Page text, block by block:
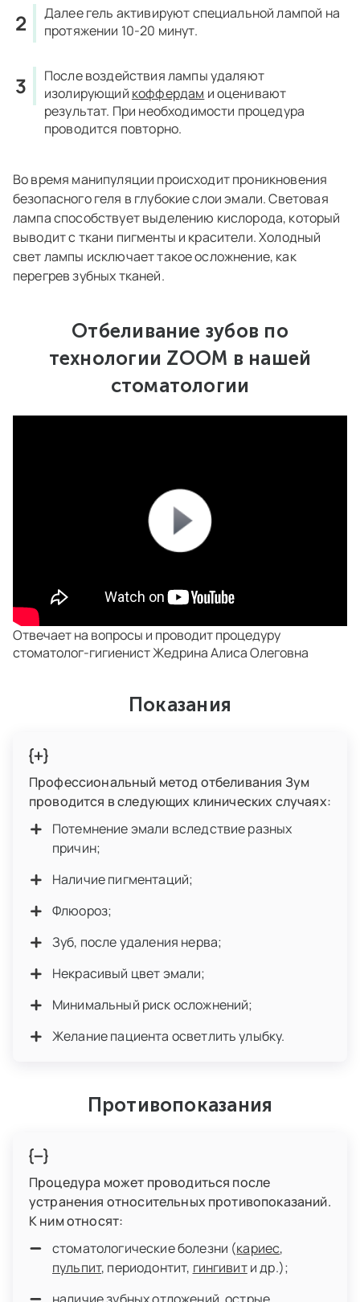
Далее гель активируют специальной лампой на
протяжении 10-20 минут.
После воздействия лампы удаляют
изолирующий коффердам и оценивают
результат. При необходимости процедура
проводится повторно.
Во время манипуляции происходит проникновения
безопасного геля в глубокие слои эмали. Световая
лампа способствует выделению кислорода, который
выводит с ткани пигменты и красители. Холодный
свет лампы исключает такое осложнение, как
перегрев зубных тканей.
Отбеливание зубов по
технологии ZOOM в нашей
стоматологии
Отвечает на вопросы и проводит процедуру
стоматолог-гигиенистЖедрина Алиса Олеговна
Показания
Профессиональный метод отбеливания Зум
проводится в следующих клинических случаях:
Потемнение эмали вследствие разных
причин;
Наличие пигментаций;
Флюороз;
Зуб, после удаления нерва;
Некрасивый цвет эмали;
Минимальный риск осложнений;
Желание пациента осветлить улыбку.
Противопоказания
Процедура может проводиться после
устранения относительных противопоказаний.
К ним относят:
стоматологические болезни (кариес,
пульпит, периодонтит, гингивити др.);